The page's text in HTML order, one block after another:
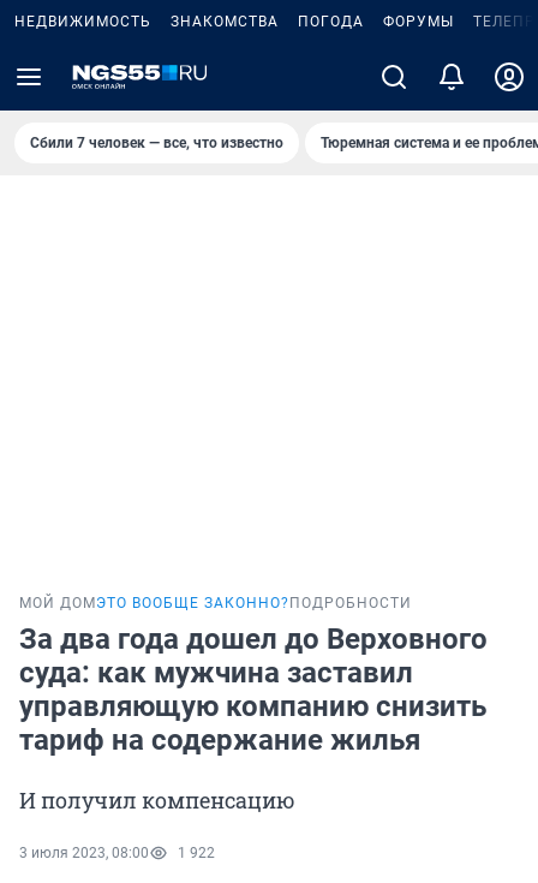
НЕДВИЖИМОСТЬ ЗНАКОМСТВА ПОГОДА ФОРУМЫ
Сбили 7 человек — все, что известно Тюремная система и ее
МОЙ ДОМ ЭТО ВООБЩЕ ЗАКОННО? ПОДРОБНОСТИ
За два года дошел до Верховного
суда: как мужчина заставил
управляющую компанию снизить
тариф на содержание жилья
И получил компенсацию
3 июля 2023, 08:00 1 922